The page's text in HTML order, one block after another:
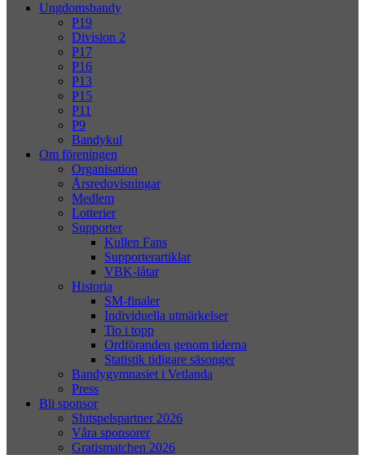
Ungdomsbandy
P19
Division 2
P17
P16
P13
P15
P11
P9
Bandykul
Om föreningen
Organisation
Årsredovisningar
Medlem
Lotterier
Supporter
Kullen Fans
Supporterartiklar
VBK-låtar
Historia
SM-finaler
Individuella utmärkelser
Tio i topp
Ordföranden genom tiderna
Statistik tidigare säsonger
Bandygymnasiet i Vetlanda
Press
Bli sponsor
Slutspelspartner 2026
Våra sponsorer
Gratismatchen 2026